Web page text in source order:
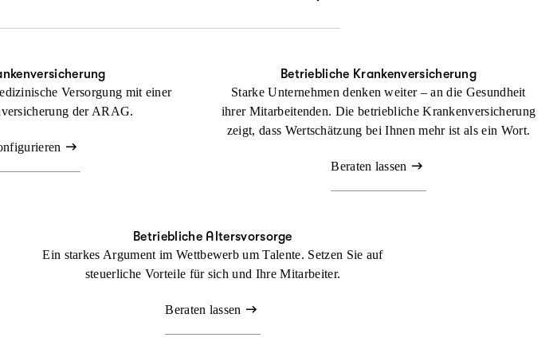
Versorgung mit einer
der ARAG.
Betriebliche Krankenversicherung
Starke Unternehmen denken weiter – an die Gesundheit
ihrer Mitarbeitenden. Die betriebliche Krankenversicherung
zeigt, dass Wertschätzung bei Ihnen mehr ist als ein Wort.
Beraten lassen
Betriebliche Altersvorsorge
Ein starkes Argument im Wettbewerb um Talente. Setzen Sie auf
steuerliche Vorteile für sich und Ihre Mitarbeiter.
Beraten lassen